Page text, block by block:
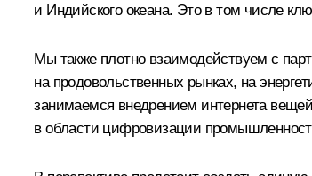
и Индийского океана. Это в том числе
Мы также плотно взаимодействуем с
на продовольственных рынках, на
занимаемся внедрением интернета
в области цифровизации